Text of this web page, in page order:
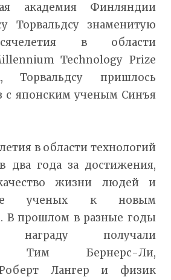
академия Финляндии
Торвальдсу знаменитую
в области
Technology Prize
Торвальдсу пришлось
с японским ученым Синъя
в области технологий
два года за достижения,
жизни людей и
ученых к новым
В прошлом в разные годы
награду получали
Тим Бернерс-Ли,
Роберт Лангер и физик